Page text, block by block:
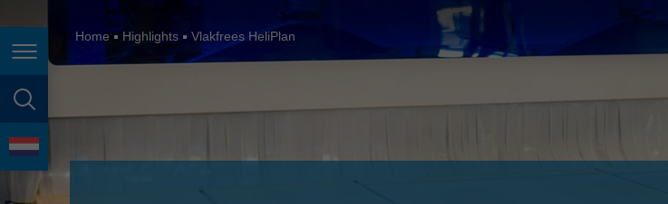
Page navigation
page search
language
France français
Italia
Home Highlights Vlakfrees HeliPlan